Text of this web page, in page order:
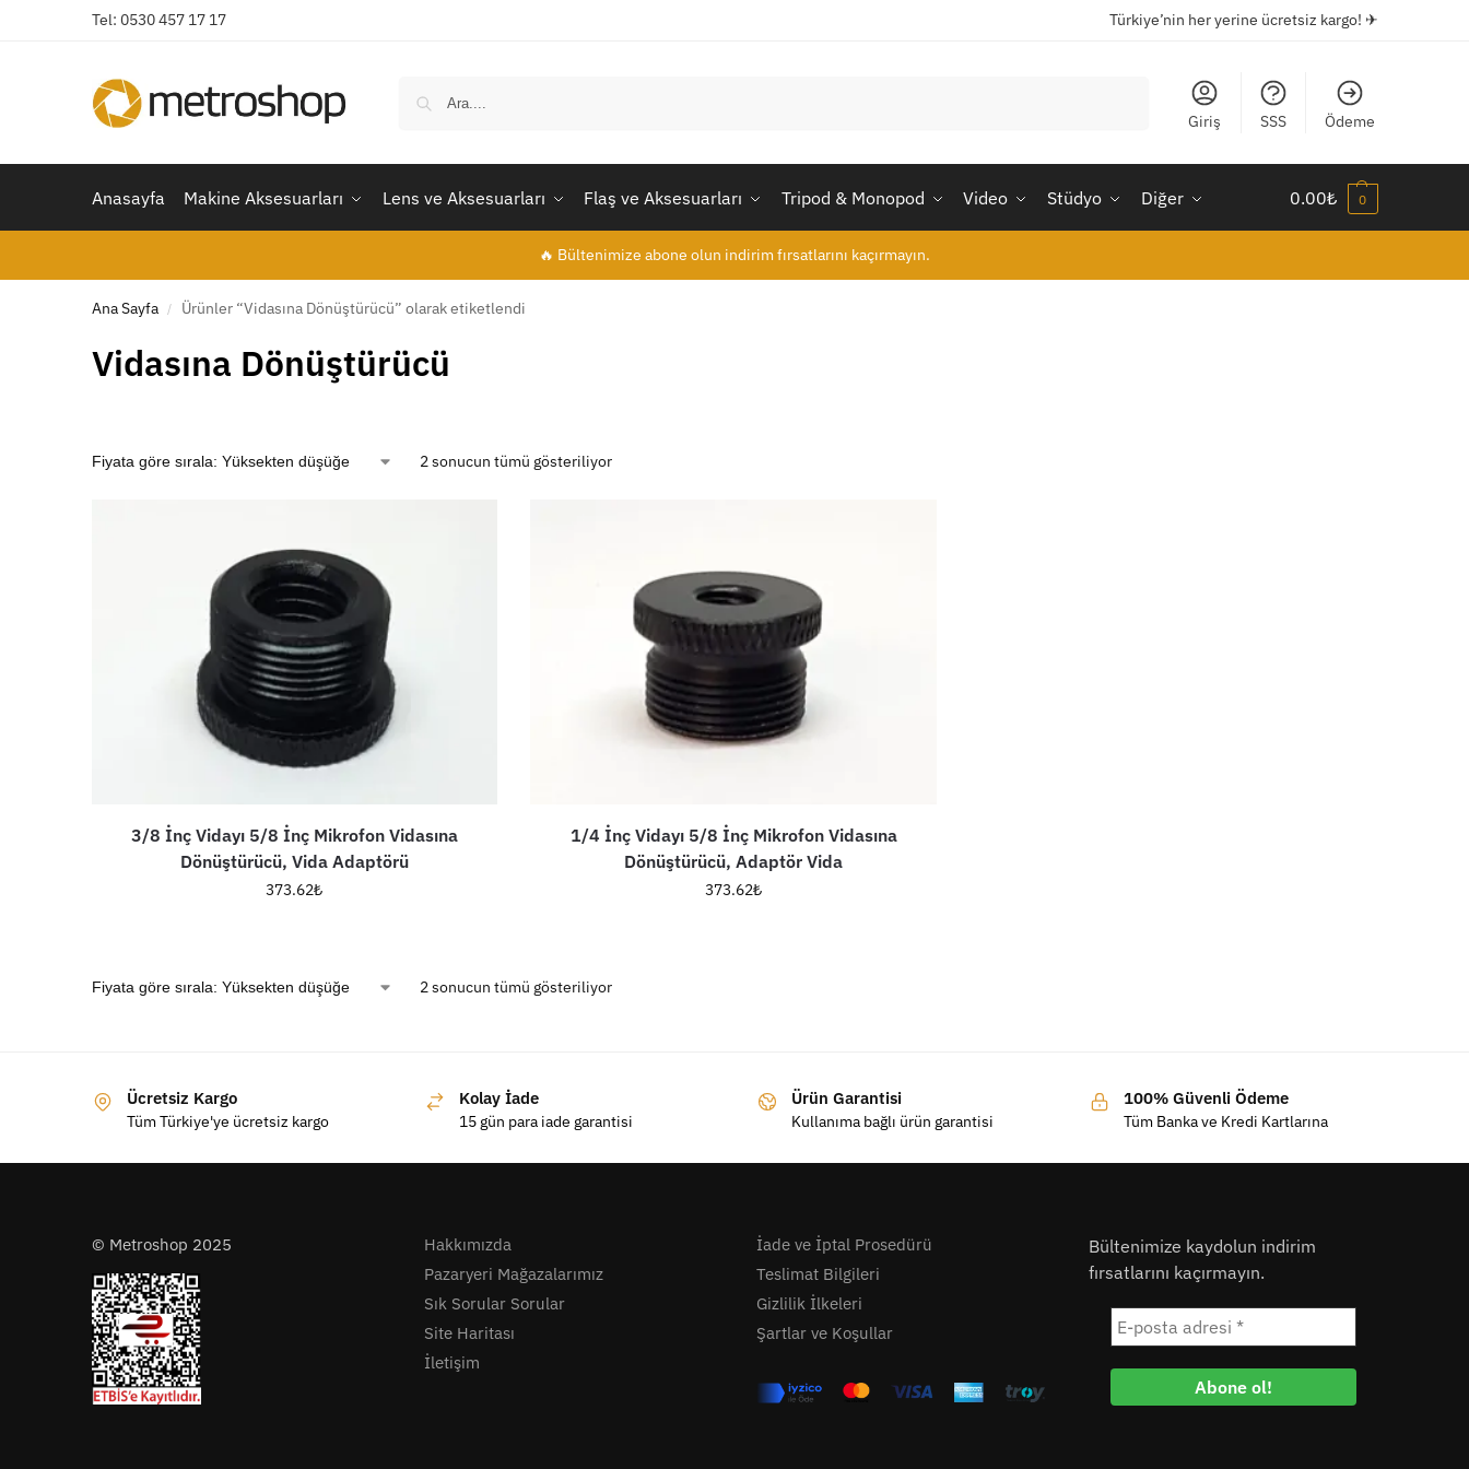
Tel: 0530 457 17 17 Türkiye’nin her yerine ücretsiz kargo! ✈
Giriş SSS Ödeme
Anasayfa Makine Aksesuarları Lens ve Aksesuarları Flaş ve Aksesuarları Tripod & Monopod Video Stüdyo Diğer 0.00₺ 0
🔥 Bültenimize abone olun indirim fırsatlarını kaçırmayın.
Ana Sayfa / Ürünler “Vidasına Dönüştürücü” olarak etiketlendi
Vidasına Dönüştürücü
2 sonucun tümü gösteriliyor
3/8 İnç Vidayı 5/8 İnç Mikrofon Vidasına
Dönüştürücü, Vida Adaptörü
373.62₺
1/4 İnç Vidayı 5/8 İnç Mikrofon Vidasına
Dönüştürücü, Adaptör Vida
373.62₺
2 sonucun tümü gösteriliyor
Ücretsiz Kargo
Tüm Türkiye'ye ücretsiz kargo
Kolay İade
15 gün para iade garantisi
Ürün Garantisi
Kullanıma bağlı ürün garantisi
100% Güvenli Ödeme
Tüm Banka ve Kredi Kartlarına
© Metroshop 2025
Hakkımızda
Pazaryeri Mağazalarımız
Sık Sorular Sorular
Site Haritası
İletişim
İade ve İptal Prosedürü
Teslimat Bilgileri
Gizlilik İlkeleri
Şartlar ve Koşullar
Bültenimize kaydolun indirim
fırsatlarını kaçırmayın.